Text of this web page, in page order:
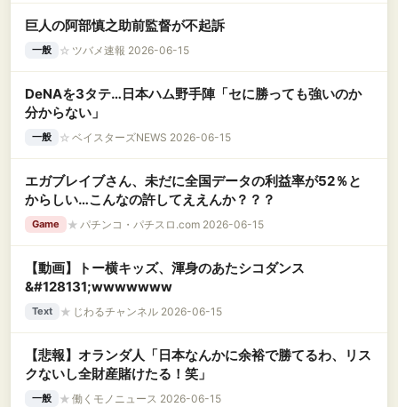
巨人の阿部慎之助前監督が不起訴
一般 ☆ ツバメ速報 2026-06-15
DeNAを3タテ…日本ハム野手陣「セに勝っても強いのか
分からない」
一般 ☆ ベイスターズNEWS 2026-06-15
エガブレイブさん、未だに全国データの利益率が52％と
からしい…こんなの許してええんか？？？
Game ★ パチンコ・パチスロ.com 2026-06-15
【動画】トー横キッズ、渾身のあたシコダンス
&#128131;wwwwwww
Text ★ じわるチャンネル 2026-06-15
【悲報】オランダ人「日本なんかに余裕で勝てるわ、リス
クないし全財産賭けたる！笑」
一般 ★ 働くモノニュース 2026-06-15